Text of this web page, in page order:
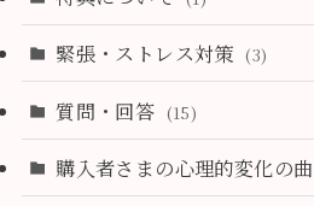
緊張・ストレス対策 (3)
質問・回答 (15)
購入者さまの心理的変化の曲